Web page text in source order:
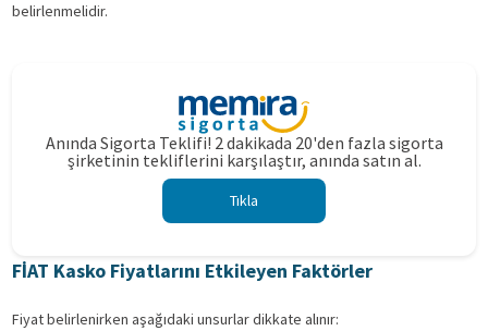
belirlenmelidir.
Anında Sigorta Teklifi! 2 dakikada 20'den fazla sigorta
şirketinin tekliflerini karşılaştır, anında satın al.
Tıkla
FİAT Kasko Fiyatlarını Etkileyen Faktörler
Fiyat belirlenirken aşağıdaki unsurlar dikkate alınır: